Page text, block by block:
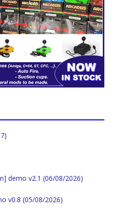
demo v2.1 (06/08/2026)
v0.8 (05/08/2026)